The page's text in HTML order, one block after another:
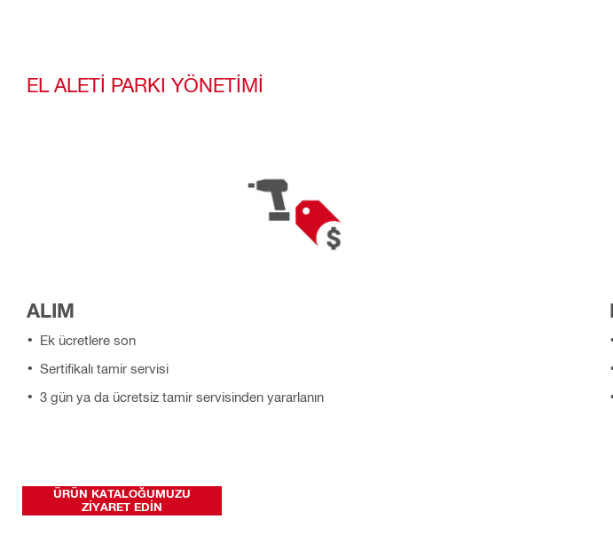
EL ALETİ PARKI YÖNETİMİ
ALIM
Ek ücretlere son
Sertifikalı tamir servisi
3 gün ya da ücretsiz tamir servisinden yararlanın
ÜRÜN KATALOĞUMUZU
ZIYARET EDIN